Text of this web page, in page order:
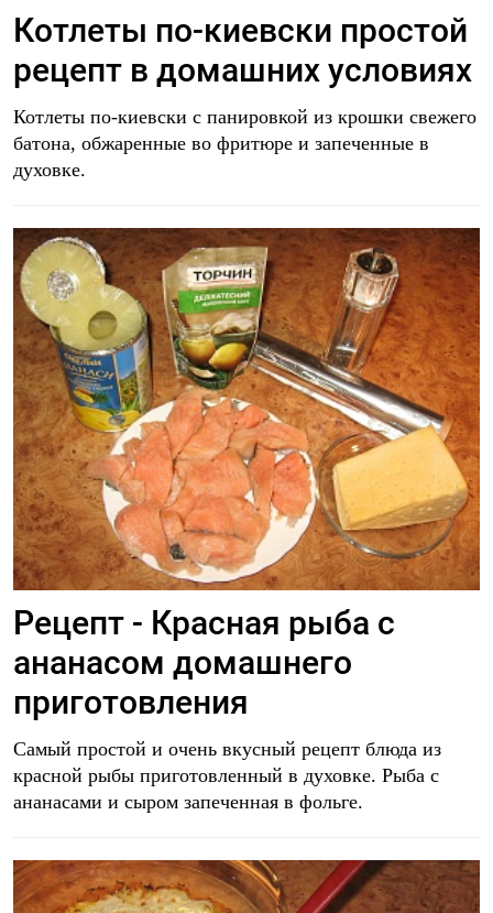
Котлеты по-киевски простой
рецепт в домашних условиях
Котлеты по-киевски с панировкой из крошки свежего
батона, обжаренные во фритюре и запеченные в
духовке.
Рецепт - Красная рыба с
ананасом домашнего
приготовления
Самый простой и очень вкусный рецепт блюда из
красной рыбы приготовленный в духовке. Рыба с
ананасами и сыром запеченная в фольге.